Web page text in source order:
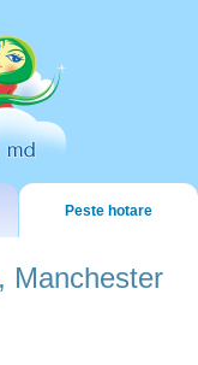
Peste hotare
Manchester